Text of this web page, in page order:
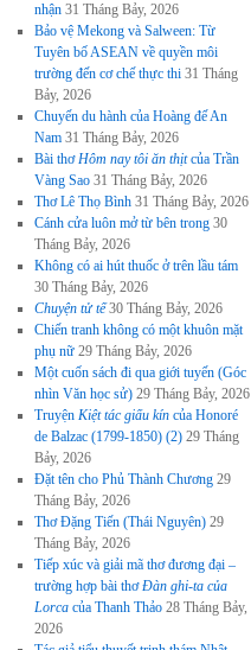
nhận 31 Tháng Bảy, 2026
Bảo vệ Mekong và Salween: Từ
Tuyên bố ASEAN về quyền môi
trường đến cơ chế thực thi 31 Tháng
Bảy, 2026
Chuyến du hành của Hoàng đế An
Nam 31 Tháng Bảy, 2026
Bài thơHôm nay tôi ăn thịtcủa Trần
Vàng Sao 31 Tháng Bảy, 2026
Thơ Lê Thọ Bình 31 Tháng Bảy, 2026
Cánh cửa luôn mở từ bên trong 30
Tháng Bảy, 2026
Không có ai hút thuốc ở trên lầu tám
30 Tháng Bảy, 2026
Chuyện tử tế 30 Tháng Bảy, 2026
Chiến tranh không có một khuôn mặt
phụ nữ 29 Tháng Bảy, 2026
Một cuốn sách đi qua giới tuyến (Góc
nhìn Văn học sử) 29 Tháng Bảy, 2026
Truyện Kiệt tác giấu kíncủa Honoré
de Balzac (1799-1850) (2) 29 Tháng
Bảy, 2026
Đặt tên cho Phủ Thành Chương 29
Tháng Bảy, 2026
Thơ Đặng Tiến (Thái Nguyên) 29
Tháng Bảy, 2026
Tiếp xúc và giải mã thơ đương đại –
trường hợp bài thơĐàn ghi-ta của
Lorcacủa Thanh Thảo 28 Tháng Bảy,
2026